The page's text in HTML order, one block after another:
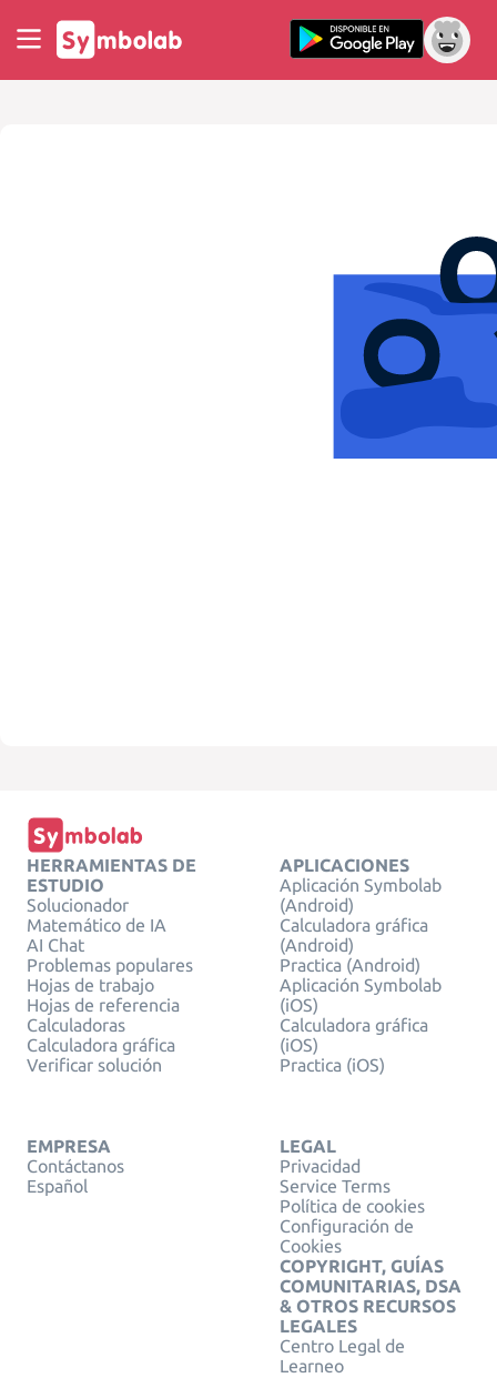
HERRAMIENTAS DE
ESTUDIO
Solucionador
Matemático de IA
AI Chat
Problemas populares
Hojas de trabajo
Hojas de referencia
Calculadoras
Calculadora gráfica
Verificar solución
APLICACIONES
Aplicación Symbolab
(Android)
Calculadora gráfica
(Android)
Practica (Android)
Aplicación Symbolab
(iOS)
Calculadora gráfica
(iOS)
Practica (iOS)
EMPRESA
Contáctanos
Español
LEGAL
Privacidad
Service Terms
Política de cookies
Configuración de
Cookies
COPYRIGHT, GUÍAS
COMUNITARIAS, DSA
& OTROS RECURSOS
LEGALES
Centro Legal de
Learneo